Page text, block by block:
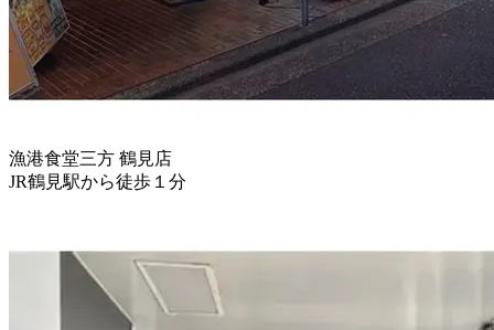
漁港食堂三方 鶴見店
JR鶴見駅から徒歩１分